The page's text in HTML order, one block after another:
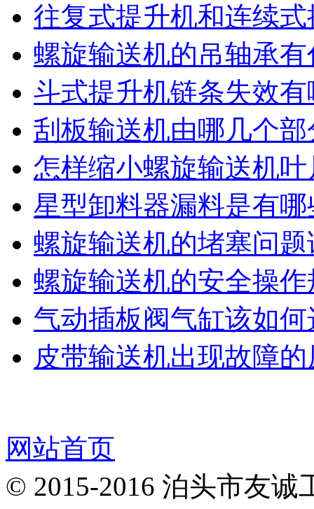
往复式提升机和连续
螺旋输送机的吊轴承
斗式提升机链条失效
刮板输送机由哪几个
怎样缩小螺旋输送机
星型卸料器漏料是有
螺旋输送机的堵塞问
螺旋输送机的安全操
气动插板阀气缸该如何
皮带输送机出现故障
网站首页
© 2015-2016 泊头市友